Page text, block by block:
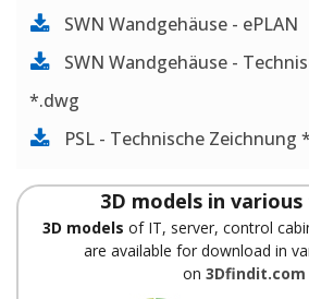
SWN Wandgehäuse - ePLAN
SWN Wandgehäuse -
*.dwg
PSL - Technische Zeichnung
3D models in
3D models of IT, server, control
are available for download in
on 3Dfindit.com